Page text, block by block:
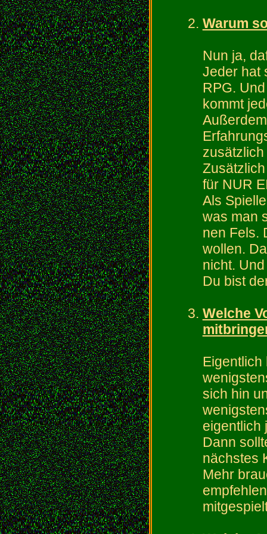
Warum
Nun ja,
Jeder hat
RPG.
kommt
für NUR
Als
was man
nen Fels.
wollen.
nicht.
Du bist
Welche
Eigentlich
sich hin
eigentlich
Dann
nächstes
Mehr